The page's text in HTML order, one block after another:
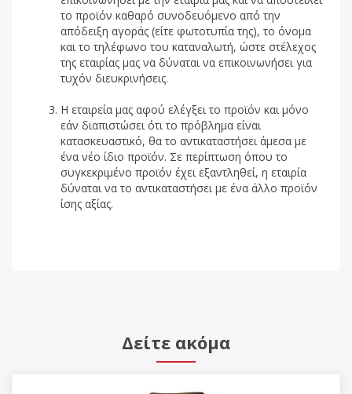
το προϊόν καθαρό συνοδευόμενο από την
απόδειξη αγοράς (είτε φωτοτυπία της), το όνομα
και το τηλέφωνο του καταναλωτή, ώστε στέλεχος
της εταιρίας μας να δύναται να επικοινωνήσει για
τυχόν διευκρινήσεις.
Η εταιρεία μας αφού ελέγξει το προϊόν και μόνο
εάν διαπιστώσει ότι το πρόβλημα είναι
κατασκευαστικό, θα το αντικαταστήσει άμεσα με
ένα νέο ίδιο προϊόν. Σε περίπτωση όπου το
συγκεκριμένο προϊόν έχει εξαντληθεί, η εταιρία
δύναται να το αντικαταστήσει με ένα άλλο προϊόν
ίσης αξίας.
Δείτε ακόμα